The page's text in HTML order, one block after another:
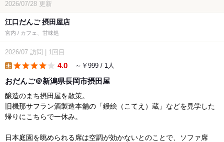
2026/07/28 更新
江口だんご 摂田屋店
宮内 / カフェ、甘味処
2026/07 訪問 | 1回目
4.0 ～￥999 / 1人
おだんご＠新潟県長岡市摂田屋
醸造のまち摂田屋を散策。
旧機那サフラン酒製造本舗の「鏝絵（こてえ）蔵」などを見学した
帰りにこちらで一休み。
日本庭園を眺められる席は空調が効かないとのことで、ソファ席